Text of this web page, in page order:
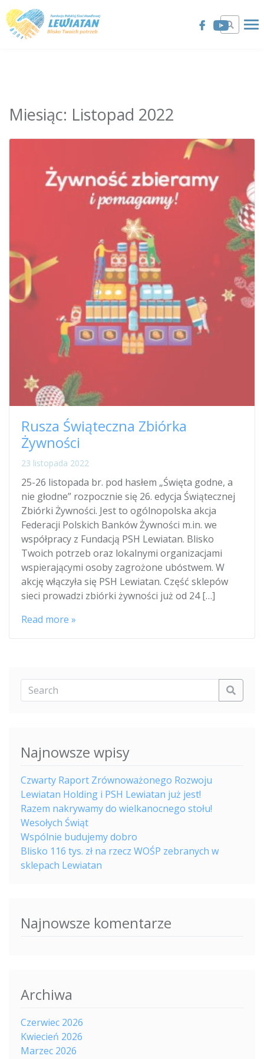
Miesiąc: Listopad 2022
Rusza Świąteczna Zbiórka
Żywności
23 listopada 2022
25-26 listopada br. pod hasłem „Święta godne, a
nie głodne” rozpocznie się 26. edycja Świątecznej
Zbiórki Żywności. Jest to ogólnopolska akcja
Federacji Polskich Banków Żywności m.in. we
współpracy z Fundacją PSH Lewiatan. Blisko
Twoich potrzeb oraz lokalnymi organizacjami
wspierającymi osoby zagrożone ubóstwem. W
akcję włączyła się PSH Lewiatan. Część sklepów
sieci prowadzi zbiórki żywności już od 24 […]
Read more »
Najnowsze wpisy
Czwarty Raport Zrównoważonego Rozwoju
Lewiatan Holding i PSH Lewiatan już jest!
Razem nakrywamy do wielkanocnego stołu!
Wesołych Świąt
Wspólnie budujemy dobro
Blisko 116 tys. zł na rzecz WOŚP zebranych w
sklepach Lewiatan
Najnowsze komentarze
Archiwa
Czerwiec 2026
Kwiecień 2026
Marzec 2026